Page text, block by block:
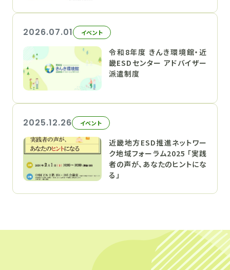
2026.07.01 イベント
令和8年度 きんき環境館・近
畿ESDセンター アドバイザー
派遣制度
2025.12.26 イベント
近畿地方ESD推進ネットワー
ク地域フォーラム2025 「実践
者の声が、あなたのヒントにな
る」